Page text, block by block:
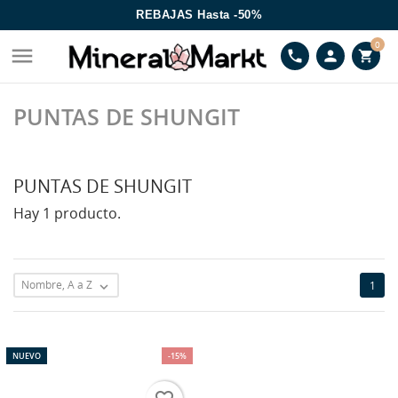
REBAJAS Hasta -50%
 phone person shopping_cart
0
PUNTAS DE SHUNGIT
PUNTAS DE SHUNGIT
Hay 1 producto.
Nombre, A a Z  1
-15%
NUEVO